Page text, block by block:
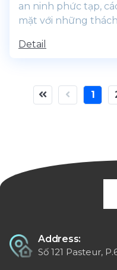
an ninh phức tạp,
mặt với những
Detail
1
Address:
Số 121 Pasteur,